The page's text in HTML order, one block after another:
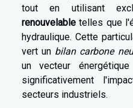
tout en utilisant
renouvelable telles que
hydraulique. Cette
vert un bilan carbone
un vecteur
significativement
secteurs industriels.